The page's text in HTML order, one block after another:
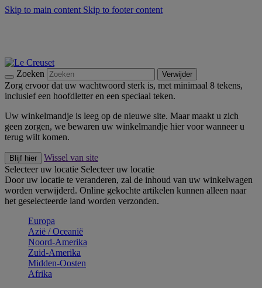
Skip to main content Skip to footer content
Zoeken Verwijder
Zorg ervoor dat uw wachtwoord sterk is, met minimaal 8 tekens,
inclusief een hoofdletter en een speciaal teken.
Uw winkelmandje is leeg op de nieuwe site. Maar maakt u zich
geen zorgen, we bewaren uw winkelmandje hier voor wanneer u
terug wilt komen.
Blijf hier
Wissel van site
Selecteer uw locatie Selecteer uw locatie
Door uw locatie te veranderen, zal de inhoud van uw winkelwagen
worden verwijderd. Online gekochte artikelen kunnen alleen naar
het geselecteerde land worden verzonden.
Europa
Aziё / Oceaniё
Noord-Amerika
Zuid-Amerika
Midden-Oosten
Afrika